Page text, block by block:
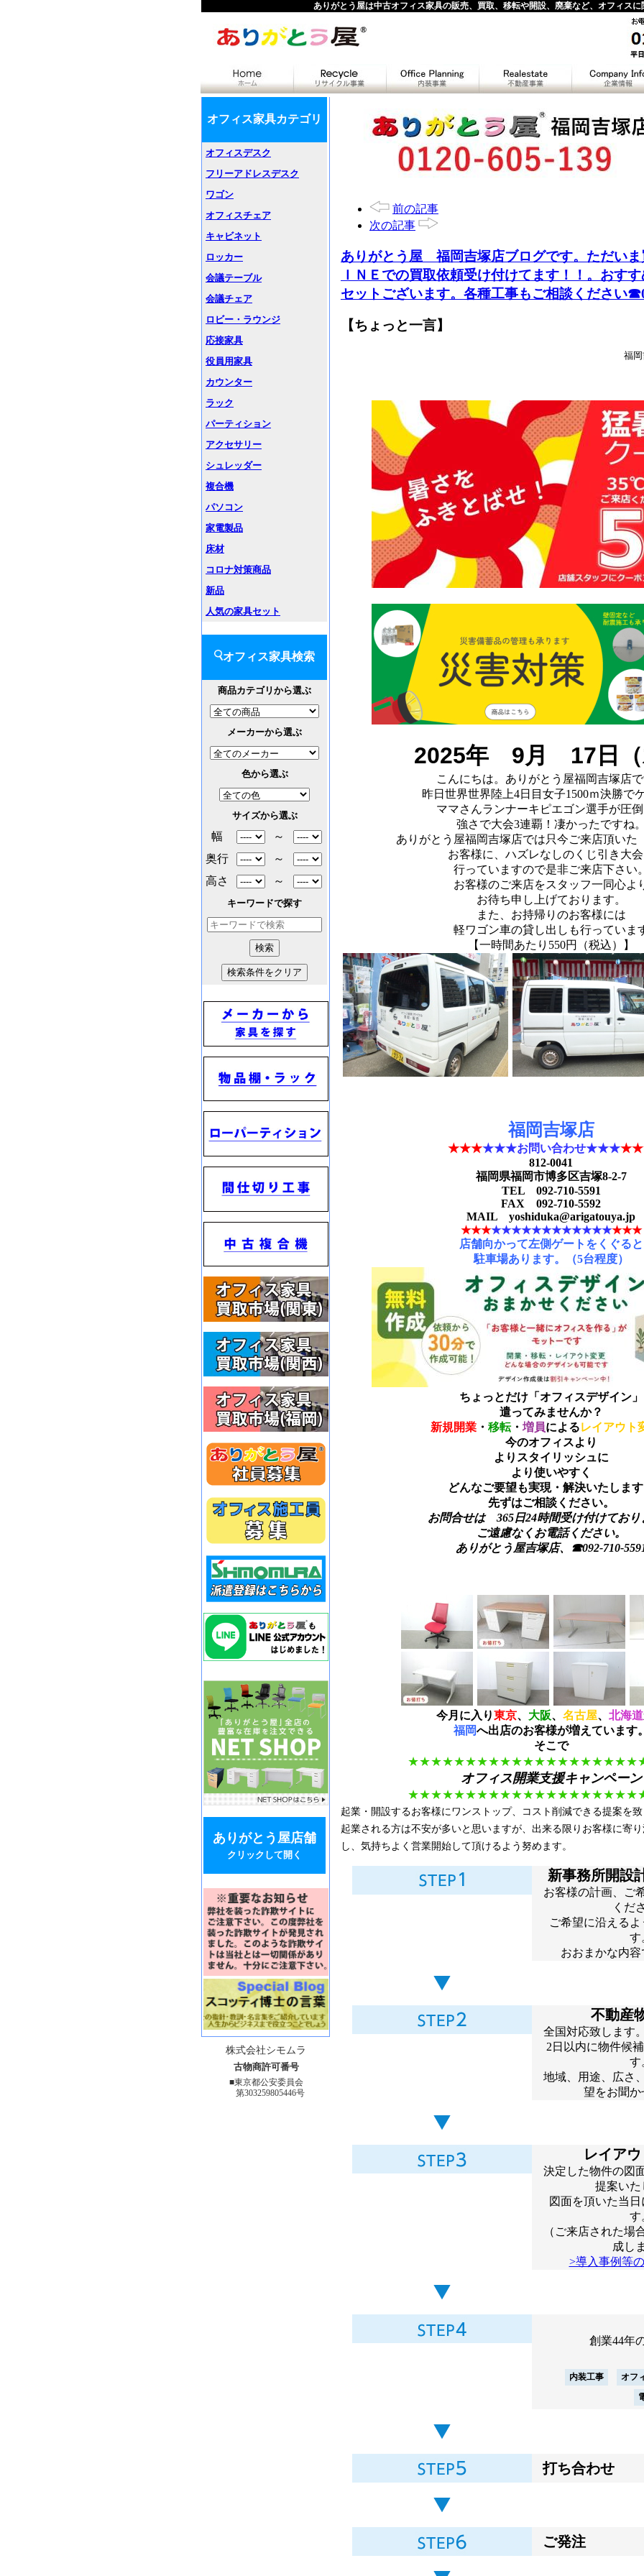
ありがとう屋は中古オフィス家具の販売、買取、移転や開設、廃棄など、オフィス
前の記事
次の記事
ありがとう屋 福岡吉塚店ブログです。ただいま
ＩＮＥでの買取依頼受け付けてます！！。おす
セットございます。各種工事もご相談ください
【ちょっと一言】
福
2025年 9月 17 日
こんにちは。ありがとう屋福岡吉塚店
昨日世界世界陸上4日目女子1500ｍ決勝で
ママさんランナーキピエゴン選手が圧
強さで大会3連覇！凄かったですね
ありがとう屋福岡吉塚店では只今ご
お客様に、ハズレなしのくじ引き大
行っていますので是非ご来店下さい
お客様のご来店をスタッフ一同心よ
お待ち申し上げております。
また、お持帰りのお客様には
軽ワゴン車の貸し出しも行っていま
【一時間あたり550円（税込）】
福岡吉塚店
★★★★★★お問い合わせ★★★
812-0041
福岡県福岡市博多区吉塚8-2-7
TEL 092-710-5591
FAX 092-710-5592
MAIL yoshiduka@arigatouya.jp
★★★★★★★★★★★★★★★★★★
店舗向かって左側ゲートをくぐると
駐車場あります。（5台程度）
ちょっとだけ「オフィスデザイン」
遣ってみませんか？
新規開業・ 移転・ 増員によるレイアウト
今のオフィスより
よりスタイリッシュに
より使いやすく
どんなご要望も実現・解決いたしま
先ずはご相談ください。
お問合せは 365日24時間受け付けており
ご遠慮なくお電話ください。
ありがとう屋吉塚店、☎092-710-
今月に入り東京、 大阪、 名古屋、 北海道
福岡へ出店のお客様が増えています
そこで
★★★★★★★★★★★★★★★★★★★★
オフィス開業支援キャンペーン
★★★★★★★★★★★★★★★★★★★★
起業・開設するお客様にワンストップ、コスト削減できる提案を
起業される方は不安が多いと思いますが、出来る限りお客様に寄
し、気持ちよく営業開始して頂けるよう努めます。
新事務所開設
お客様の計画、ご
くだ
ご希望に沿える
す
おおまかな内
不動産
全国対応致します
2日以内に物件候
す
地域、用途、広さ
望をお聞
レイア
決定した物件の図
提案いた
図面を頂いた当
す
（ご来店された場
成し
>導入事例等
創業44年
内装工事
オフ
打ち合わせ
ご発注
オフィス家具カテゴリ
オフィスデスク
フリーアドレスデスク
ワゴン
オフィスチェア
キャビネット
ロッカー
会議テーブル
会議チェア
ロビー・ラウンジ
応接家具
役員用家具
カウンター
ラック
パーティション
アクセサリー
シュレッダー
複合機
パソコン
家電製品
床材
コロナ対策商品
新品
人気の家具セット
オフィス家具検索
商品カテゴリから選ぶ
メーカーから選ぶ
色から選ぶ
サイズから選ぶ
幅
～
奥行
～
高さ
～
キーワードで探す
ありがとう屋店舗
クリックして開く
株式会社シモムラ
古物商許可番号
■東京都公安委員会
第303259805446号